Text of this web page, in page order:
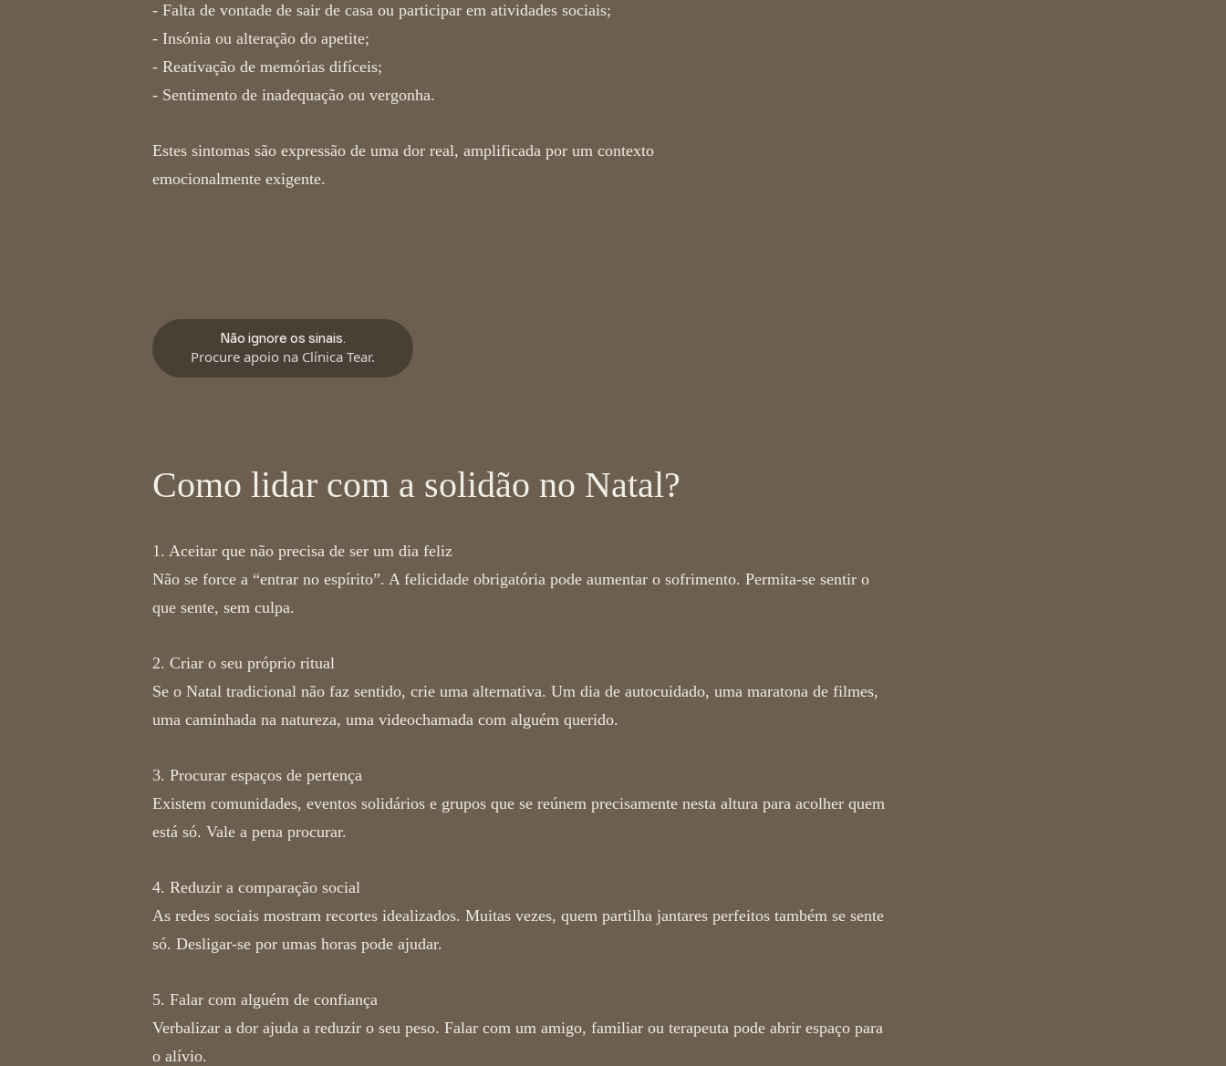
- Falta de vontade de sair de casa ou participar em atividades sociais;
- Insónia ou alteração do apetite;
- Reativação de memórias difíceis;
- Sentimento de inadequação ou vergonha.
Estes sintomas são expressão de uma dor real, amplificada por um contexto
emocionalmente exigente.
Não ignore os sinais.
Procure apoio na Clínica Tear.
Como lidar com a solidão no Natal?
1. Aceitar que não precisa de ser um dia feliz
Não se force a “entrar no espírito”. A felicidade obrigatória pode aumentar o sofrimento. Permita-se sentir o
que sente, sem culpa.
2. Criar o seu próprio ritual
Se o Natal tradicional não faz sentido, crie uma alternativa. Um dia de autocuidado, uma maratona de filmes,
uma caminhada na natureza, uma videochamada com alguém querido.
3. Procurar espaços de pertença
Existem comunidades, eventos solidários e grupos que se reúnem precisamente nesta altura para acolher quem
está só. Vale a pena procurar.
4. Reduzir a comparação social
As redes sociais mostram recortes idealizados. Muitas vezes, quem partilha jantares perfeitos também se sente
só. Desligar-se por umas horas pode ajudar.
5. Falar com alguém de confiança
Verbalizar a dor ajuda a reduzir o seu peso. Falar com um amigo, familiar ou terapeuta pode abrir espaço para
o alívio.